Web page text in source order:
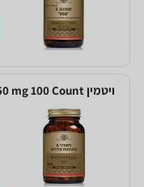
ויטמין Solgar Solgar B Complex 50 mg 100 Count